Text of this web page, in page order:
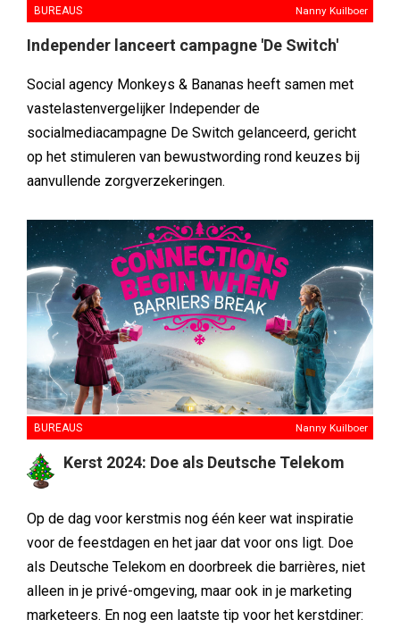
BUREAUS Nanny Kuilboer
Independer lanceert campagne 'De Switch'
Social agency Monkeys & Bananas heeft samen met
vastelastenvergelijker Independer de
socialmediacampagne De Switch gelanceerd, gericht
op het stimuleren van bewustwording rond keuzes bij
aanvullende zorgverzekeringen.
BUREAUS Nanny Kuilboer
Kerst 2024: Doe als Deutsche Telekom
Op de dag voor kerstmis nog één keer wat inspiratie
voor de feestdagen en het jaar dat voor ons ligt. Doe
als Deutsche Telekom en doorbreek die barrières, niet
alleen in je privé-omgeving, maar ook in je marketing
marketeers. En nog een laatste tip voor het kerstdiner: